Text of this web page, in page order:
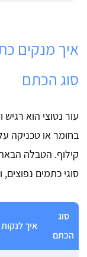
איך מנקים
סוג הכתם
עור נטוצי הוא רגיש
בחומר או טכניקה
קילוף. הטבלה
סוגי כתמים
סוג
הכתם
איך